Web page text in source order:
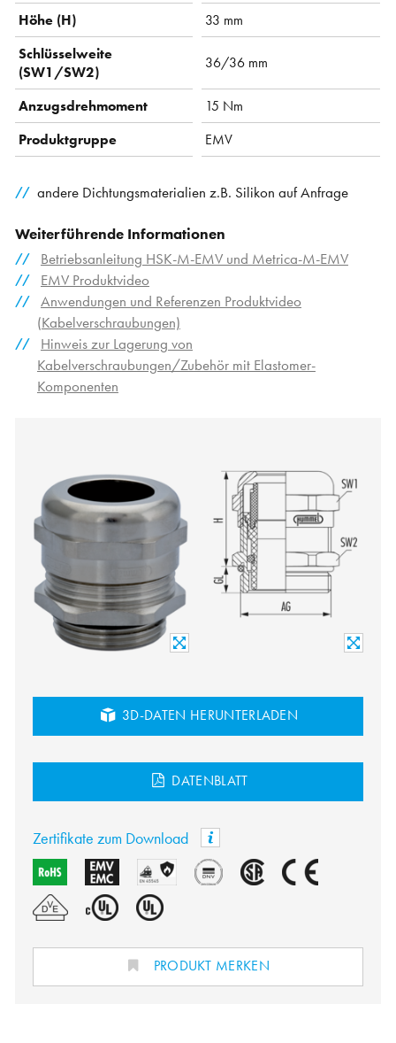
Höhe (H)
33 mm
Schlüsselweite
(SW1/SW2)
36/36 mm
Anzugsdrehmoment
15 Nm
Produktgruppe
EMV
andere Dichtungsmaterialien z.B. Silikon auf Anfrage
Weiterführende Informationen
Betriebsanleitung HSK-M-EMV und Metrica-M-EMV
EMV Produktvideo
Anwendungen und Referenzen Produktvideo
(Kabelverschraubungen)
Hinweis zur Lagerung von
Kabelverschraubungen/Zubehör mit Elastomer-
Komponenten
3D-DATEN HERUNTERLADEN
DATENBLATT
Zertifikate zum Download
PRODUKT MERKEN